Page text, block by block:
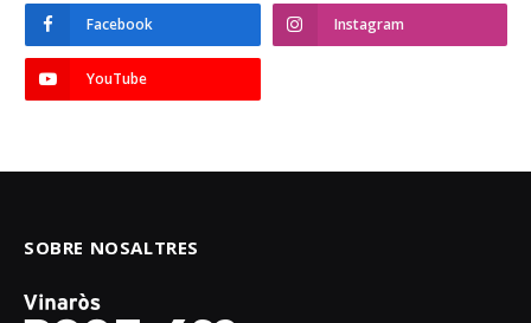
Facebook Instagram
YouTube
SOBRE NOSALTRES